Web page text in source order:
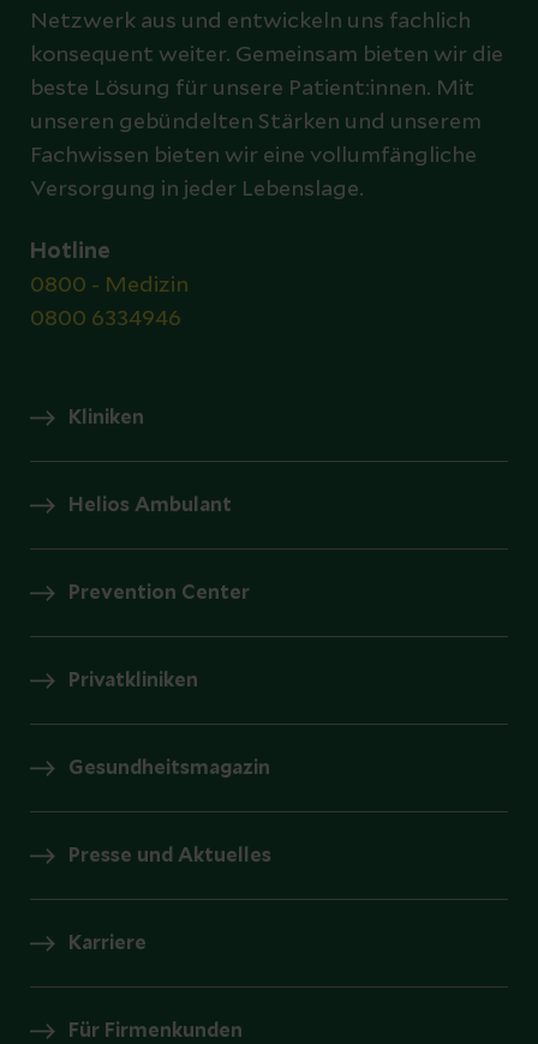
Netzwerk aus und entwickeln uns fachlich
konsequent weiter. Gemeinsam bieten wir die
beste Lösung für unsere Patient:innen. Mit
unseren gebündelten Stärken und unserem
Fachwissen bieten wir eine vollumfängliche
Versorgung in jeder Lebenslage.
Hotline
0800 - Medizin
0800 6334946
Kliniken
Helios Ambulant
Prevention Center
Privatkliniken
Gesundheitsmagazin
Presse und Aktuelles
Karriere
Für Firmenkunden